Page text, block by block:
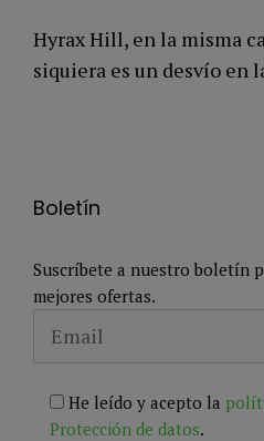
Hyrax Hill, en la misma
siquiera es un desvío en
Boletín
Suscríbete a nuestro boletín
mejores ofertas.
He leído y acepto la
Protección de datos.